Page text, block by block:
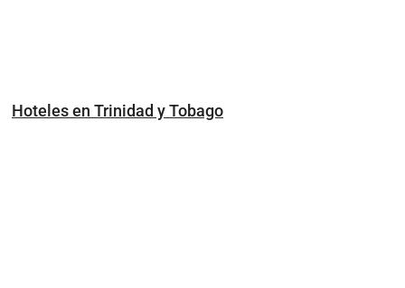
Hoteles en Trinidad y Tobago